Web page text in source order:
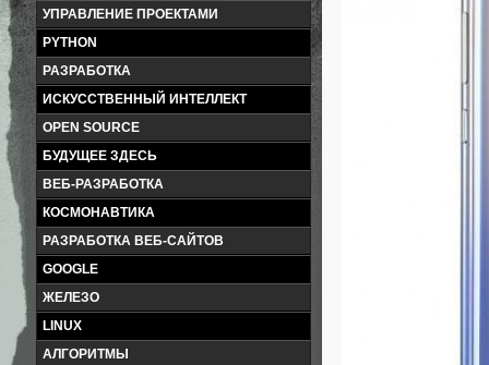
УПРАВЛЕНИЕ ПРОЕКТАМИ
PYTHON
РАЗРАБОТКА
ИСКУССТВЕННЫЙ ИНТЕЛЛЕКТ
OPEN SOURCE
БУДУЩЕЕ ЗДЕСЬ
ВЕБ-РАЗРАБОТКА
КОСМОНАВТИКА
РАЗРАБОТКА ВЕБ-САЙТОВ
GOOGLE
ЖЕЛЕЗО
LINUX
АЛГОРИТМЫ